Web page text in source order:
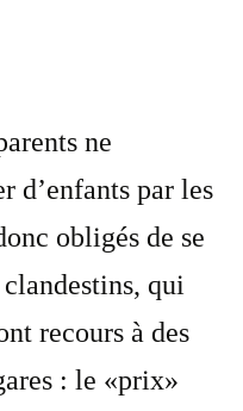
ne
d’enfants par les
obligés de se
qui
recours à des
: le «prix»